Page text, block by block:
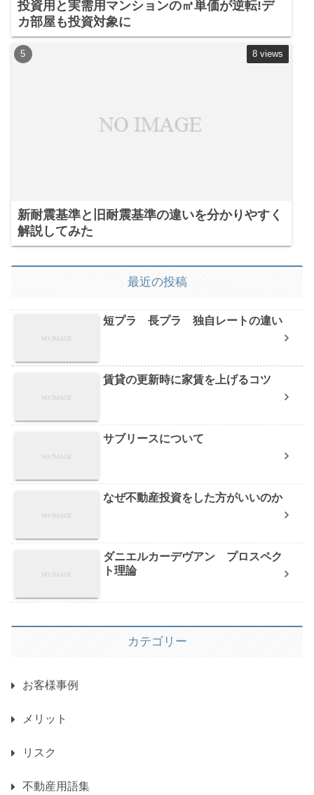
投資用と実需用マンションの㎡単価が逆転!デ
カ部屋も投資対象に
新耐震基準と旧耐震基準の違いを分かりやすく
解説してみた
8 views
最近の投稿
短プラ 長プラ 独自レートの違い
賃貸の更新時に家賃を上げるコツ
サブリースについて
なぜ不動産投資をした方がいいのか
ダニエルカーデヴアン プロスペク
ト理論
カテゴリー
お客様事例
メリット
リスク
不動産用語集